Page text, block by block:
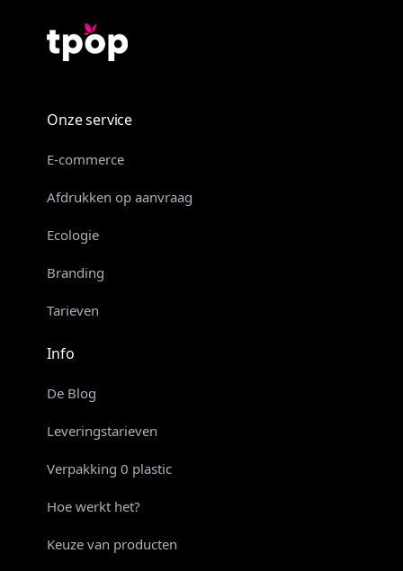
Onze service
E-commerce
Afdrukken op aanvraag
Ecologie
Branding
Tarieven
Info
De Blog
Leveringstarieven
Verpakking 0 plastic
Hoe werkt het?
Keuze van producten